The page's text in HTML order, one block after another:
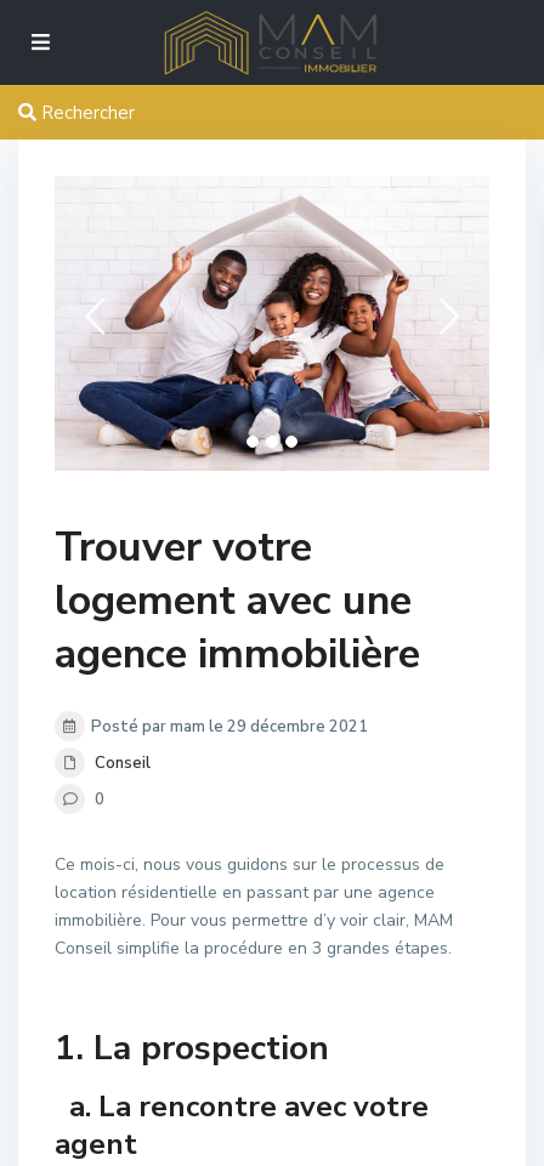
Rechercher
Trouver votre
logement avec une
agence immobilière
Posté par mam le 29 décembre 2021
Conseil
0
Ce mois-ci, nous vous guidons sur le processus de
location résidentielle en passant par une agence
immobilière. Pour vous permettre d’y voir clair, MAM
Conseil simplifie la procédure en 3 grandes étapes.
1. La prospection
a. La rencontre avec votre
agent